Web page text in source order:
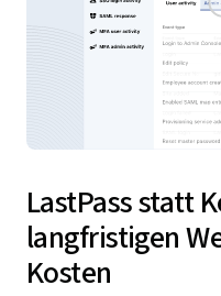
LastPass statt
langfristigen
Kosten